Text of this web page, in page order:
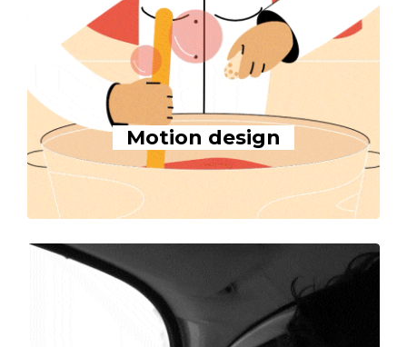
Motion design